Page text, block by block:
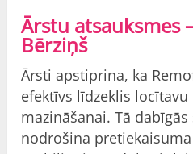
Ārstu atsauksmes
Bērziņš
Ārsti apstiprina, ka
efektīvs līdzeklis
mazināšanai. Tā dabīgās
nodrošina